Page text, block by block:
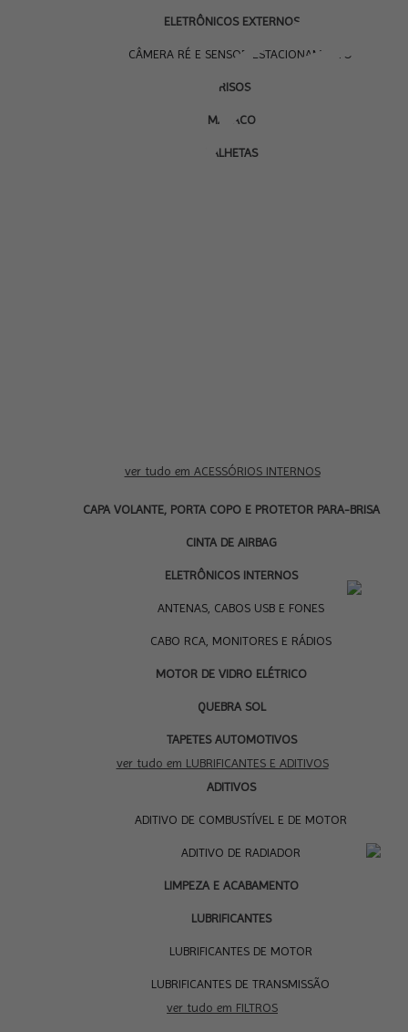
ELETRÔNICOS EXTERNOS
CÂMERA RÉ E SENSOR ESTACIONAMENTO
FRISOS
MACACO
PALHETAS
ver tudo em ACESSÓRIOS INTERNOS
CAPA VOLANTE, PORTA COPO E PROTETOR PARA-BRISA
CINTA DE AIRBAG
ELETRÔNICOS INTERNOS
ANTENAS, CABOS USB E FONES
CABO RCA, MONITORES E RÁDIOS
MOTOR DE VIDRO ELÉTRICO
QUEBRA SOL
TAPETES AUTOMOTIVOS
ver tudo em LUBRIFICANTES E ADITIVOS
ADITIVOS
ADITIVO DE COMBUSTÍVEL E DE MOTOR
ADITIVO DE RADIADOR
LIMPEZA E ACABAMENTO
LUBRIFICANTES
LUBRIFICANTES DE MOTOR
LUBRIFICANTES DE TRANSMISSÃO
ver tudo em FILTROS